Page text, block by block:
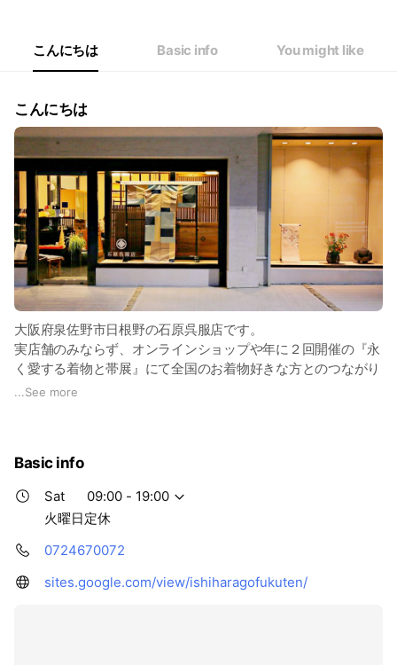
09:00 - 19:00
火曜日定休
こんにちは Basic info You might like
こんにちは
大阪府泉佐野市日根野の石原呉服店です。
実店舗のみならず、オンラインショップや年に２回開催の『永
く愛する着物と帯展』にて全国のお着物好きな方とのつながり
を大切にしています。
...See more
Basic info
Sat
09:00 - 19:00
火曜日定休
0724670072
sites.google.com/view/ishiharagofukuten/